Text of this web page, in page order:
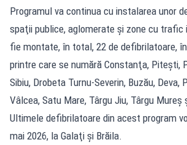
Programul va continua cu instalarea unor
spaţii publice, aglomerate şi zone cu trafic
fie montate, în total, 22 de defibrilatoare,
printre care se numără Constanţa, Piteşti,
Sibiu, Drobeta Turnu-Severin, Buzău, Deva,
Vâlcea, Satu Mare, Târgu Jiu, Târgu Mureş
Ultimele defibrilatoare din acest program
mai 2026, la Galaţi şi Brăila.